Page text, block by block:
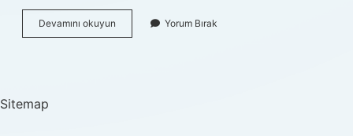
Devamını okuyun
Bursu
Yorum Bırak
Sitemap